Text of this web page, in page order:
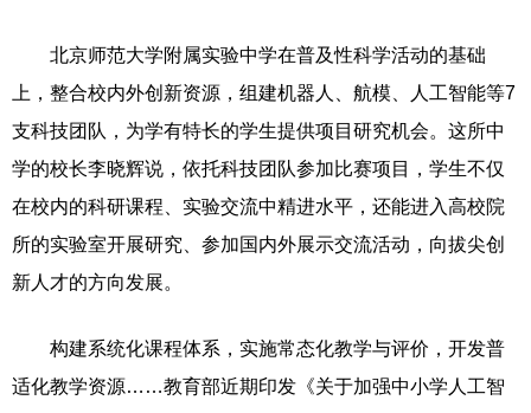
北京师范大学附属实验中学在普及性科学活动的基础
上，整合校内外创新资源，组建机器人、航模、人工智能等7
支科技团队，为学有特长的学生提供项目研究机会。这所中
学的校长李晓辉说，依托科技团队参加比赛项目，学生不仅
在校内的科研课程、实验交流中精进水平，还能进入高校院
所的实验室开展研究、参加国内外展示交流活动，向拔尖创
新人才的方向发展。
构建系统化课程体系，实施常态化教学与评价，开发普
适化教学资源……教育部近期印发《关于加强中小学人工智